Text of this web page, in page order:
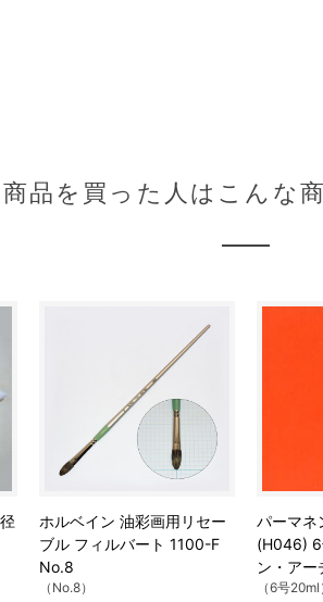
品を買った人はこんな
ホルベイン 油彩画用リセー
ブル フィルバート 1100-F
No.8
（No.8）
パーマネ
(H046) 6
ン・アー
（6号20ml